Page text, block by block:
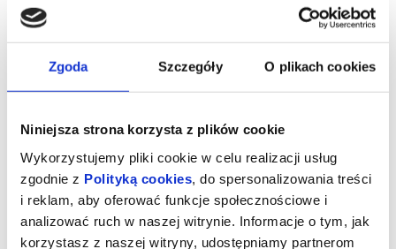
Zgoda Szczegóły O plikach cookies
Niniejsza strona korzysta z plików cookie
Wykorzystujemy pliki cookie w celu realizacji usług
zgodnie z Polityką cookies , do spersonalizowania treści
i reklam, aby oferować funkcje społecznościowe i
analizować ruch w naszej witrynie. Informacje o tym, jak
korzystasz z naszej witryny, udostępniamy partnerom